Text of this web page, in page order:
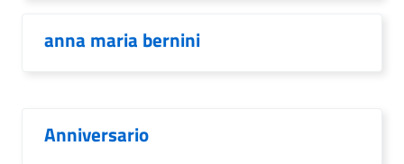
anna maria bernini
Anniversario